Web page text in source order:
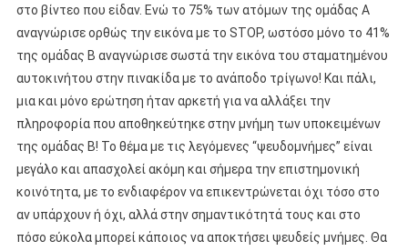
στο βίντεο που είδαν. Ενώ το 75% των ατόμων της ομάδας Α
αναγνώρισε ορθώς την εικόνα με το STOP, ωστόσο μόνο το 41%
της ομάδας Β αναγνώρισε σωστά την εικόνα του σταματημένου
αυτοκινήτου στην πινακίδα με το ανάποδο τρίγωνο! Και πάλι,
μια και μόνο ερώτηση ήταν αρκετή για να αλλάξει την
πληροφορία που αποθηκεύτηκε στην μνήμη των υποκειμένων
της ομάδας Β! Το θέμα με τις λεγόμενες “ψευδομνήμες” είναι
μεγάλο και απασχολεί ακόμη και σήμερα την επιστημονική
κοινότητα, με το ενδιαφέρον να επικεντρώνεται όχι τόσο στο
αν υπάρχουν ή όχι, αλλά στην σημαντικότητά τους και στο
πόσο εύκολα μπορεί κάποιος να αποκτήσει ψευδείς μνήμες. Θα